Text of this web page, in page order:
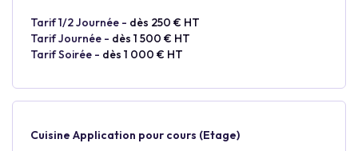
Tarif 1/2 Journée - dès 250 € HT
Tarif Journée - dès 1 500 € HT
Tarif Soirée - dès 1 000 € HT
Cuisine Application pour cours (Etage)